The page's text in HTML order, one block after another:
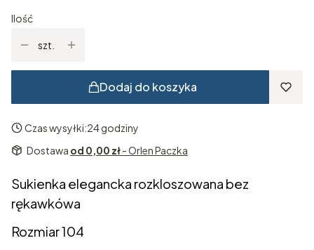
Ilość
szt.
Dodaj do koszyka
Czas wysyłki:24 godziny
Dostawa od 0,00 zł- Orlen Paczka
Sukienka elegancka rozkloszowana bez
rękawkówa
Rozmiar 104